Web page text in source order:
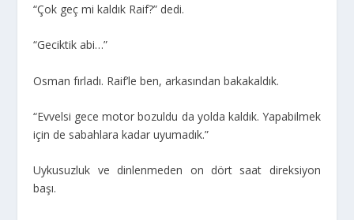
“Çok geç mi kaldık Raif?” dedi.
“Geciktik abi…”
Osman fırladı. Raif’le ben, arkasından bakakaldık.
“Evvelsi gece motor bozuldu da yolda kaldık. Yapabilmek
için de sabahlara kadar uyumadık.”
Uykusuzluk ve dinlenmeden on dört saat direksiyon
başı.